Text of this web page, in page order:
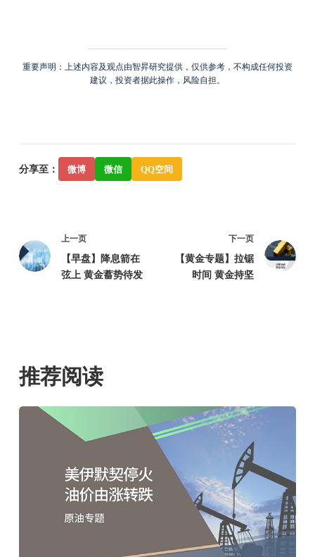
重要声明：上述内容及观点由智昇研究提供，仅供参考，不构成任何投资
建议，投资者据此操作，风险自担。
分享至： 微博 微信 QQ空间
上一页
【早盘】降息箭在
弦上 黄金蓄势待发
下一页
【黄金专题】拉锯
时间 黄金持坚
推荐阅读